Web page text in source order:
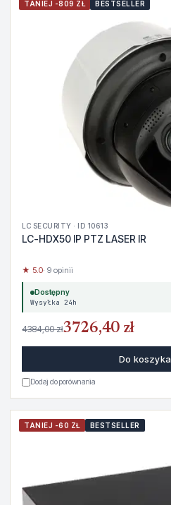
TANIEJ -809 ZŁ BESTSELLER
LC SECURITY · ID 10613
LC-HDX50 IP PTZ LASER IR
★ 5.0· 9 opinii
Dostępny
Wysyłka 24h
4384,00 zł3726,40 zł
Do koszyka
Dodaj do porównania
TANIEJ -60 ZŁ BESTSELLER